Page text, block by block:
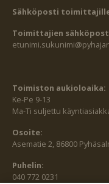
Sähköposti
Toimittajien
Toimiston aukioloaika:
Ke-Pe 9-13
Ma-Ti suljettu
Osoite:
Asematie 2, 86800
Puhelin:
040 772 0231